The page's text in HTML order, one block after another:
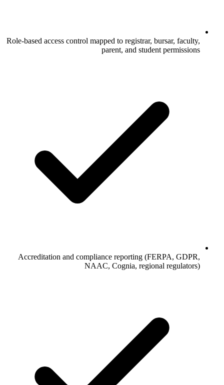
Role-based access control mapped to registrar, bursar, faculty,
parent, and student permissions
Accreditation and compliance reporting (FERPA, GDPR,
NAAC, Cognia, regional regulators)